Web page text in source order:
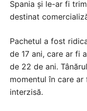
Spania și le-ar fi
destinat
Pachetul a fost
de 17 ani, care ar fi
de 22 de ani.
momentul în care
interzisă.